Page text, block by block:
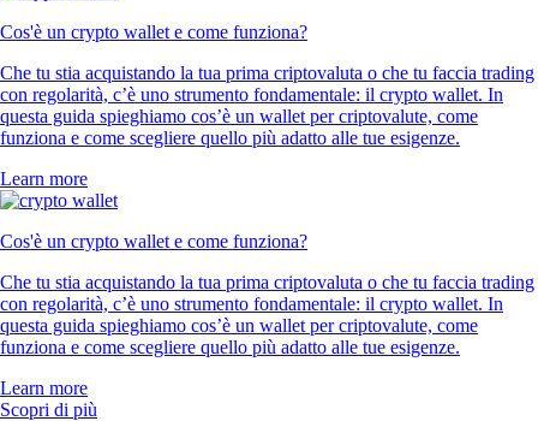
Cos'è un crypto wallet e come funziona?
Che tu stia acquistando la tua prima criptovaluta o che tu faccia trading
con regolarità, c’è uno strumento fondamentale: il crypto wallet. In
questa guida spieghiamo cos’è un wallet per criptovalute, come
funziona e come scegliere quello più adatto alle tue esigenze.
Learn more
Cos'è un crypto wallet e come funziona?
Che tu stia acquistando la tua prima criptovaluta o che tu faccia trading
con regolarità, c’è uno strumento fondamentale: il crypto wallet. In
questa guida spieghiamo cos’è un wallet per criptovalute, come
funziona e come scegliere quello più adatto alle tue esigenze.
Learn more
Scopri di più